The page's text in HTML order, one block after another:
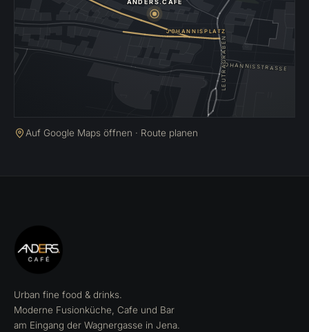
JOHANNISPLATZ
JOHANNISSTRASSE
LEUTRAGRABEN
ANDERS.CAFE
Auf Google Maps öffnen · Route planen
Urban fine food & drinks.
Moderne Fusionküche, Cafe und Bar
am Eingang der Wagnergasse in Jena.